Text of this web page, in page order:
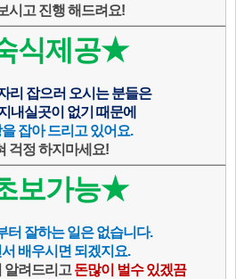
시고 진행 해드려요!
식제공★
리 잡으러 오시는 분들은
내실곳이 없기 때문에
잡아 드리고 있어요.
걱정 하지마세요!
보가능★
터 잘하는 일은 없습니다.
배우시면 되겠지요.
알려드리고 돈많이 벌수 있겠끔